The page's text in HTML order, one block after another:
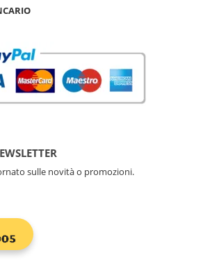
sulle novità o promozioni.